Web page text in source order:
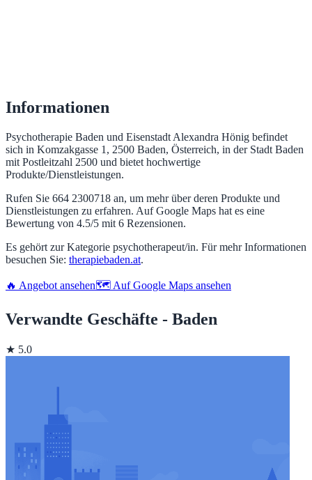
Informationen
Psychotherapie Baden und Eisenstadt Alexandra Hönig befindet
sich in Komzakgasse 1, 2500 Baden, Österreich, in der Stadt Baden
mit Postleitzahl 2500 und bietet hochwertige
Produkte/Dienstleistungen.
Rufen Sie 664 2300718 an, um mehr über deren Produkte und
Dienstleistungen zu erfahren. Auf Google Maps hat es eine
Bewertung von 4.5/5 mit 6 Rezensionen.
Es gehört zur Kategorie psychotherapeut/in. Für mehr Informationen
besuchen Sie: therapiebaden.at.
🔥 Angebot ansehen🗺️ Auf Google Maps ansehen
Verwandte Geschäfte - Baden
★ 5.0